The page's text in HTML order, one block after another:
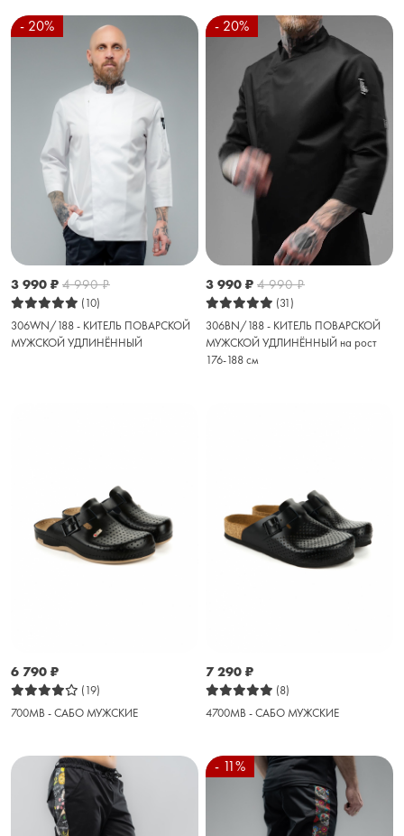
- 20%
3 990 ₽ 4 990₽
(10)
306WN/188 - КИТЕЛЬ ПОВАРСКОЙ
МУЖСКОЙ УДЛИНЁННЫЙ
- 20%
3 990 ₽ 4 990₽
(31)
306BN/188 - КИТЕЛЬ ПОВАРСКОЙ
МУЖСКОЙ УДЛИНЁННЫЙ на рост
176-188 см
6 790 ₽
(19)
700MB - САБО МУЖСКИЕ
7 290 ₽
(8)
4700MB - САБО МУЖСКИЕ
- 11%